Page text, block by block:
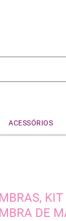
ACESSÓRIOS
DE